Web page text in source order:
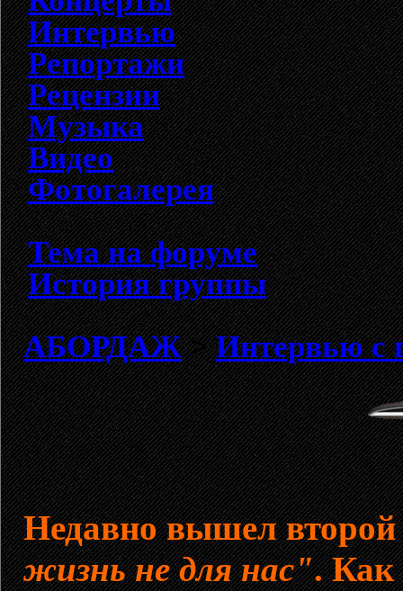
Интервью
Репортажи
Рецензии
Музыка
Видео
Фотогалерея
Тема на форуме
История группы
АБОРДАЖ>Интервью с
Недавно вышел
жизнь не для нас". Как